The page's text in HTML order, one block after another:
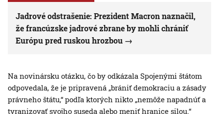
Jadrové odstrašenie: Prezident Macron naznačil,
že francúzske jadrové zbrane by mohli chrániť
Európu pred ruskou hrozbou
Na novinársku otázku, čo by odkázala Spojenými štátom
odpovedala, že je pripravená „brániť demokraciu a zásady
právneho štátu,“ podľa ktorých nikto „nemôže napadnúť a
tyranizovať svojho suseda alebo meniť hranice silou.“